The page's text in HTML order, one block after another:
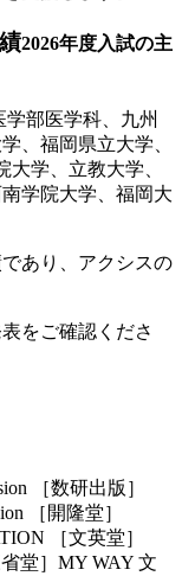
2026年度入試の主
部医学科、九州
、福岡県立大学、
学、立教大学、
学院大学、福岡大
あり、アクシスの
をご確認くださ
［数研出版］
［開隆堂］
［文英堂］
堂］MY WAY 文